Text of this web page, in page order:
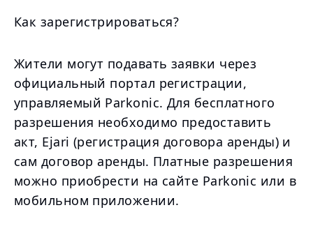
Как зарегистрироваться?
Жители могут подавать заявки через
официальный портал регистрации,
управляемый Parkonic. Для бесплатного
разрешения необходимо предоставить
акт, Ejari (регистрация договора аренды) и
сам договор аренды. Платные разрешения
можно приобрести на сайте Parkonic или в
мобильном приложении.